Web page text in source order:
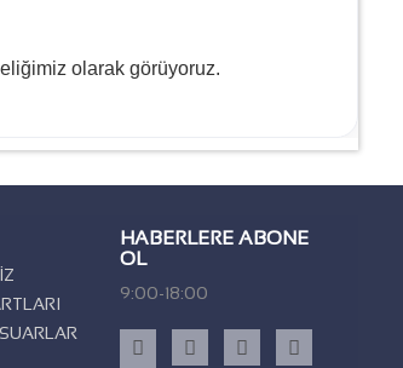
olarak görüyoruz.
HABERLERE ABONE
OL
9:00-18:00